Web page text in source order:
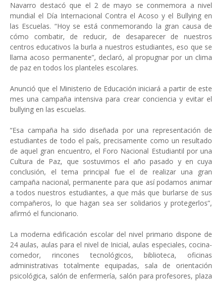
Navarro destacó que el 2 de mayo se conmemora a nivel
mundial el Día Internacional Contra el Acoso y el Bullying en
las Escuelas. “Hoy se está conmemorando la gran causa de
cómo combatir, de reducir, de desaparecer de nuestros
centros educativos la burla a nuestros estudiantes, eso que se
llama acoso permanente”, declaró, al propugnar por un clima
de paz en todos los planteles escolares.
Anunció que el Ministerio de Educación iniciará a partir de este
mes una campaña intensiva para crear conciencia y evitar el
bullying en las escuelas.
“Esa campaña ha sido diseñada por una representación de
estudiantes de todo el país, precisamente como un resultado
de aquel gran encuentro, el Foro Nacional Estudiantil por una
Cultura de Paz, que sostuvimos el año pasado y en cuya
conclusión, el tema principal fue el de realizar una gran
campaña nacional, permanente para que así podamos animar
a todos nuestros estudiantes, a que más que burlarse de sus
compañeros, lo que hagan sea ser solidarios y protegerlos”,
afirmó el funcionario.
La moderna edificación escolar del nivel primario dispone de
24 aulas, aulas para el nivel de Inicial, aulas especiales, cocina-
comedor, rincones tecnológicos, biblioteca, oficinas
administrativas totalmente equipadas, sala de orientación
psicológica, salón de enfermería, salón para profesores, plaza